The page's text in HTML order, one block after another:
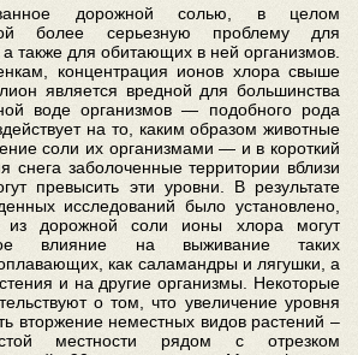
дорожной солью, в целом
более серьезную проблему для
также для обитающих в ней организмов.
концентрация ионов хлора свыше
является вредной для большинства
воде организмов — подобного рода
на то, каким образом животные
соли их организмами — и в короткий
снега заболоченные территории вблизи
превысить эти уровни. В результате
исследований было установлено,
из дорожной соли ионы хлора могут
влияние на выживание таких
как саламандры и лягушки, а
и на другие организмы. Некоторые
о том, что увеличение уровня
вторжение неместных видов растений –
местности рядом с отрезком